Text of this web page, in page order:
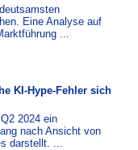
Eine Analyse auf
...
KI-Hype-Fehler sich
2024 ein
nach Ansicht von
darstellt. ...